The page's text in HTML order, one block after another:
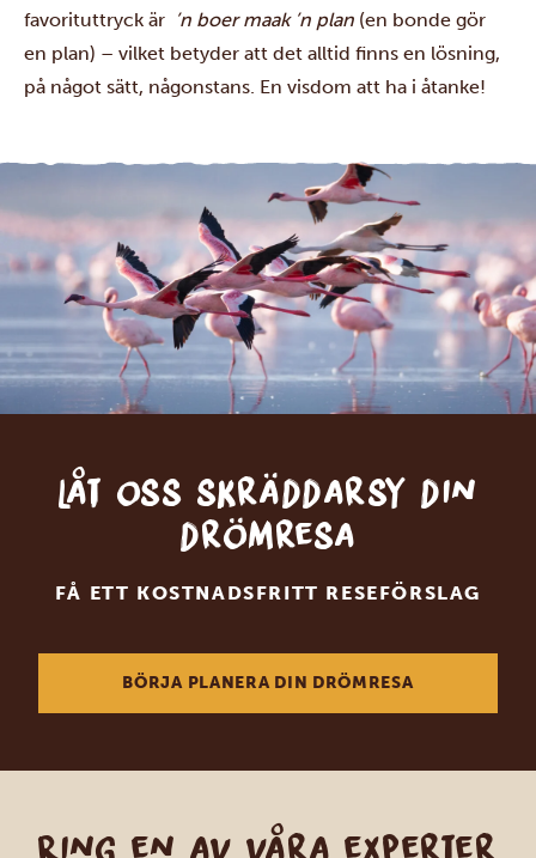
favorituttryck är ’n boer maak ’n plan (en bonde gör
en plan) – vilket betyder att det alltid finns en lösning,
på något sätt, någonstans. En visdom att ha i åtanke!
Låt oss skräddarsy din
drömresa
FÅ ETT KOSTNADSFRITT RESEFÖRSLAG
BÖRJA PLANERA DIN DRÖMRESA